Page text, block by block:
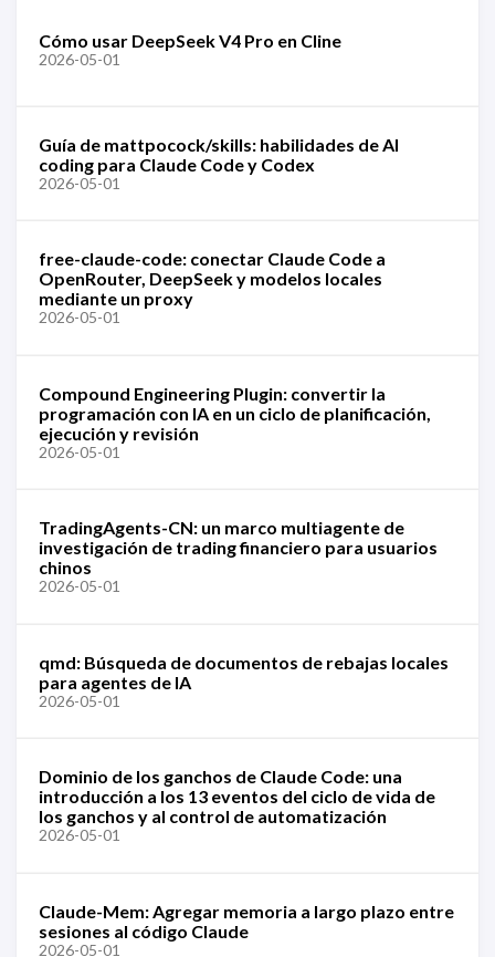
Cómo usar DeepSeek V4 Pro en Cline
2026-05-01
Guía de mattpocock/skills: habilidades de AI
coding para Claude Code y Codex
2026-05-01
free-claude-code: conectar Claude Code a
OpenRouter, DeepSeek y modelos locales
mediante un proxy
2026-05-01
Compound Engineering Plugin: convertir la
programación con IA en un ciclo de planificación,
ejecución y revisión
2026-05-01
TradingAgents-CN: un marco multiagente de
investigación de trading financiero para usuarios
chinos
2026-05-01
qmd: Búsqueda de documentos de rebajas locales
para agentes de IA
2026-05-01
Dominio de los ganchos de Claude Code: una
introducción a los 13 eventos del ciclo de vida de
los ganchos y al control de automatización
2026-05-01
Claude-Mem: Agregar memoria a largo plazo entre
sesiones al código Claude
2026-05-01